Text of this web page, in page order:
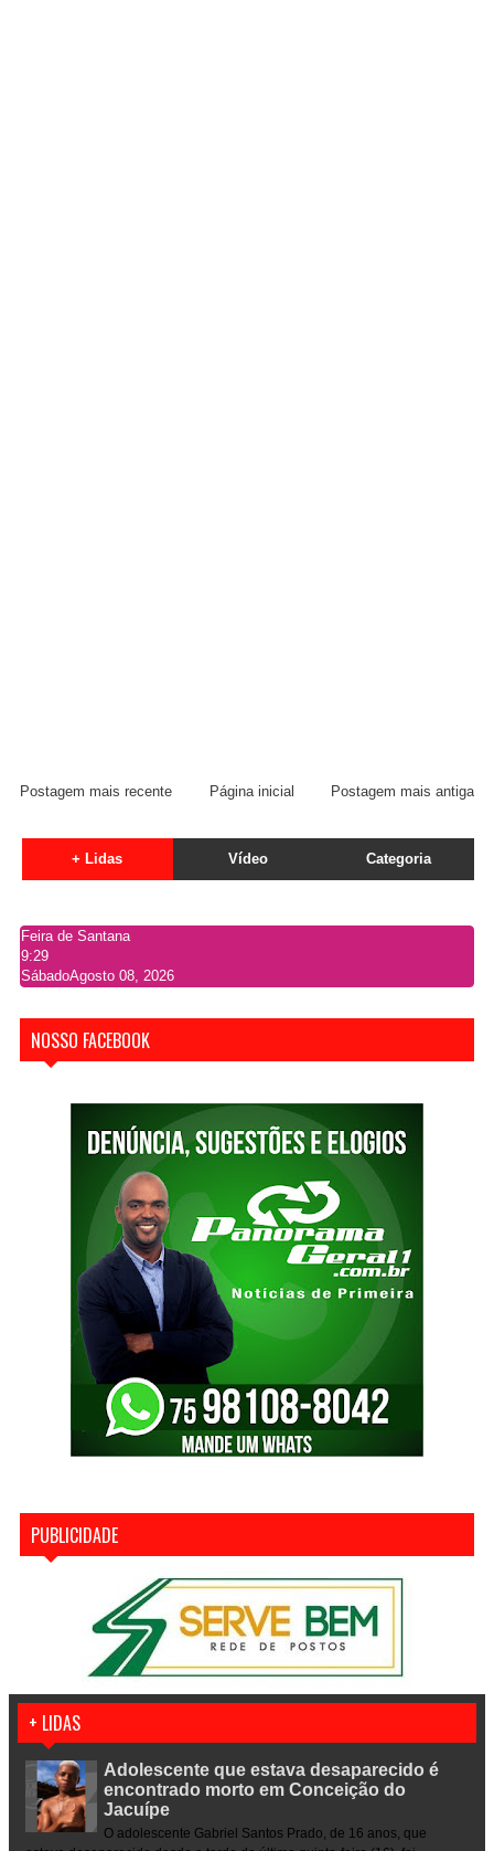
Postagem mais recente Postagem mais antiga
Página inicial
+ Lidas Vídeo Categoria
Feira de Santana
9:29
SábadoAgosto 08, 2026
NOSSO FACEBOOK
PUBLICIDADE
+ LIDAS
Adolescente que estava desaparecido é
encontrado morto em Conceição do
Jacuípe
O adolescente Gabriel Santos Prado, de 16 anos, que